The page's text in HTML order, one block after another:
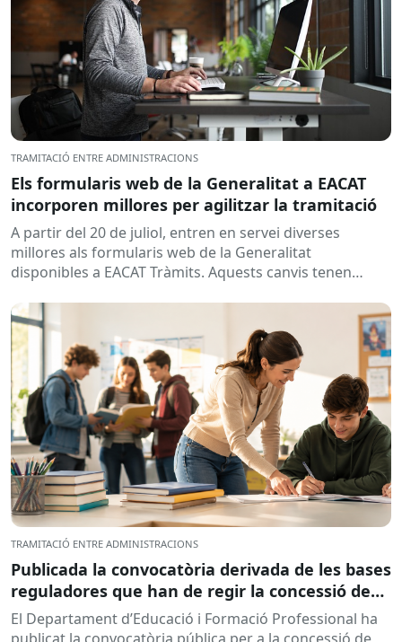
TRAMITACIÓ ENTRE ADMINISTRACIONS
Els formularis web de la Generalitat a EACAT
incorporen millores per agilitzar la tramitació
A partir del 20 de juliol, entren en servei diverses
millores als formularis web de la Generalitat
disponibles a EACAT Tràmits. Aquests canvis tenen
TRAMITACIÓ ENTRE ADMINISTRACIONS
Publicada la convocatòria derivada de les bases
reguladores que han de regir la concessió de
subvencions a centres educatius, per al
desenvolupament de programes de formació i
El Departament d’Educació i Formació Professional ha